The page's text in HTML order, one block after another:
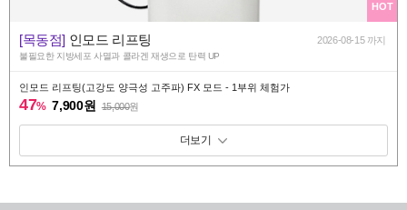
HOT
[목동점] 인모드 리프팅 2026-08-15 까지
불필요한 지방세포 사멸과 콜라겐 재생으로 탄력 UP
인모드 리프팅(고강도 양극성 고주파) FX 모드 - 1부위 체험가
47% 7,900원 15,000원
패키지 보기 토글